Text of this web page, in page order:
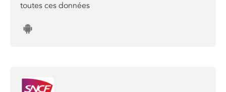
toutes ces données